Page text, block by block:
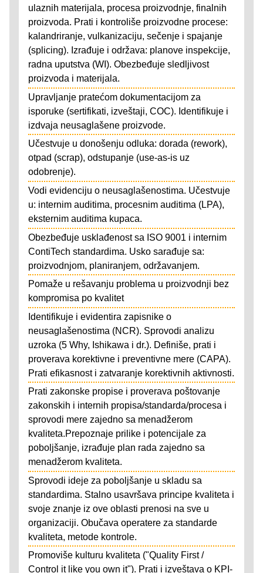
ulaznih materijala, procesa proizvodnje, finalnih
proizvoda. Prati i kontroliše proizvodne procese:
kalandriranje, vulkanizaciju, sečenje i spajanje
(splicing). Izrađuje i održava: planove inspekcije,
radna uputstva (WI). Obezbeđuje sledljivost
proizvoda i materijala.
Upravljanje pratećom dokumentacijom za
isporuke (sertifikati, izveštaji, COC). Identifikuje i
izdvaja neusaglašene proizvode.
Učestvuje u donošenju odluka: dorada (rework),
otpad (scrap), odstupanje (use-as-is uz
odobrenje).
Vodi evidenciju o neusaglašenostima. Učestvuje
u: internim auditima, procesnim auditima (LPA),
eksternim auditima kupaca.
Obezbeđuje usklađenost sa ISO 9001 i internim
ContiTech standardima. Usko sarađuje sa:
proizvodnjom, planiranjem, održavanjem.
Pomaže u rešavanju problema u proizvodnji bez
kompromisa po kvalitet
Identifikuje i evidentira zapisnike o
neusaglašenostima (NCR). Sprovodi analizu
uzroka (5 Why, Ishikawa i dr.). Definiše, prati i
proverava korektivne i preventivne mere (CAPA).
Prati efikasnost i zatvaranje korektivnih aktivnosti.
Prati zakonske propise i proverava poštovanje
zakonskih i internih propisa/standarda/procesa i
sprovodi mere zajedno sa menadžerom
kvaliteta.Prepoznaje prilike i potencijale za
poboljšanje, izrađuje plan rada zajedno sa
menadžerom kvaliteta.
Sprovodi ideje za poboljšanje u skladu sa
standardima. Stalno usavršava principe kvaliteta i
svoje znanje iz ove oblasti prenosi na sve u
organizaciji. Obučava operatere za standarde
kvaliteta, metode kontrole.
Promoviše kulturu kvaliteta ("Quality First /
Control it like you own it"). Prati i izveštava o KPI-